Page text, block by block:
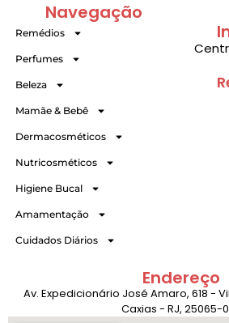
Navegação
Remédios
Perfumes
Beleza
Mamãe & Bebê
Dermacosméticos
Nutricosméticos
Higiene Bucal
Amamentação
Cuidados Diários
Endereço
Av. Expedicionário José Amaro, 618 -
Caxias - RJ, 25065-